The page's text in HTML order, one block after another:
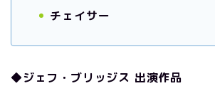
チェイサー
◆ジェフ・ブリッジス 出演作品